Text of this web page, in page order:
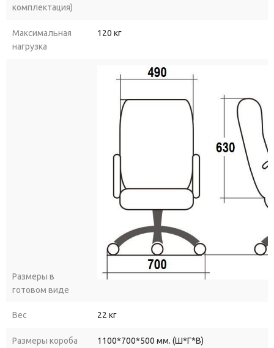
комплектация)
Максимальная
нагрузка
120 кг
Размеры в
готовом виде
Вес 22 кг
Размеры короба 1100*700*500 мм. (Ш*Г*В)